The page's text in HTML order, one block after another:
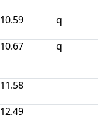
10.59 q
10.67 q
11.58
12.49